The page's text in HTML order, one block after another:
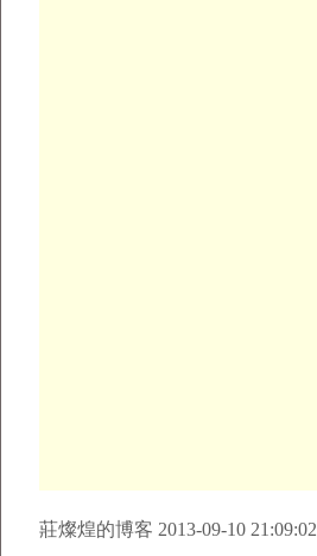
莊燦煌的博客 2013-09-10 21:09:02